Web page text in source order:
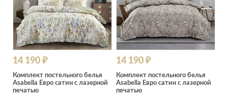
14 190 ₽
Комплект постельного белья
Asabella Евро сатин с лазерной
печатью
14 190 ₽
Комплект постельного белья
Asabella Евро сатин с лазерной
печатью